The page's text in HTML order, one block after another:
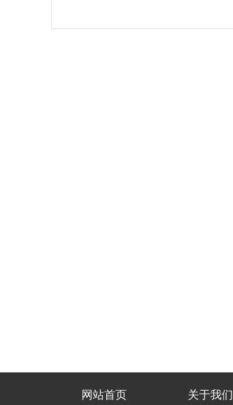
网站首页 关于我们